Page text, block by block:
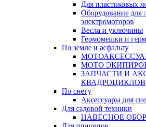
Для пластиковых
Оборудование для
электромоторов
Весла и уключины
Гермомешки и
По земле и асфальту
МОТО
ЗАПЧАСТИ И
КВАДРОЦИКЛОВ
По снегу
Аксессуары для
Для садовой техники
НАВЕСНОЕ